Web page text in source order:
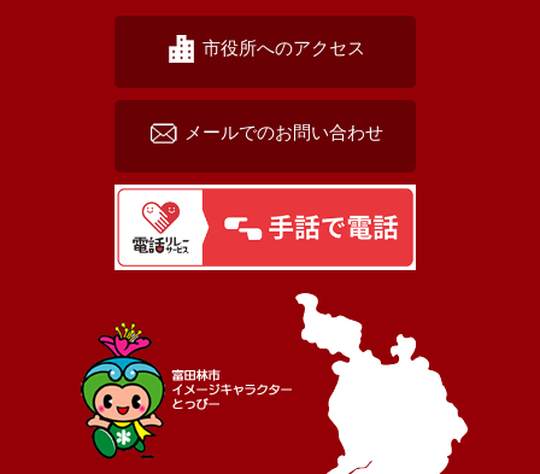
市役所へのアクセス
メールでのお問い合わせ